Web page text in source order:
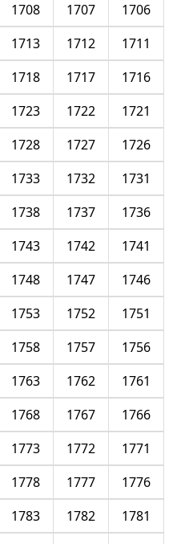
1706
1707
1708
1711
1712
1713
1716
1717
1718
1721
1722
1723
1726
1727
1728
1731
1732
1733
1736
1737
1738
1741
1742
1743
1746
1747
1748
1751
1752
1753
1756
1757
1758
1761
1762
1763
1766
1767
1768
1771
1772
1773
1776
1777
1778
1781
1782
1783